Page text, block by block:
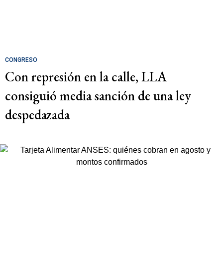
CONGRESO
Con represión en la calle, LLA
consiguió media sanción de una ley
despedazada